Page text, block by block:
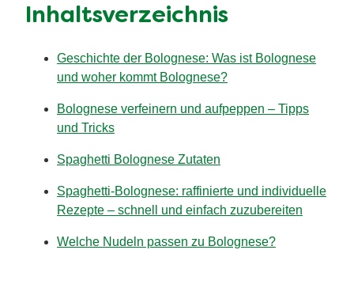
Inhaltsverzeichnis
Geschichte der Bolognese: Was ist Bolognese
und woher kommt Bolognese?
Bolognese verfeinern und aufpeppen – Tipps
und Tricks
Spaghetti Bolognese Zutaten
Spaghetti-Bolognese: raffinierte und individuelle
Rezepte – schnell und einfach zuzubereiten
Welche Nudeln passen zu Bolognese?